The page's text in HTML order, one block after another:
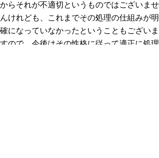
からそれが不適切というものではございませ
んけれども、これまでその処理の仕組みが明
確になっていなかったということもございま
すので、今後はその性格に従って適正に処理